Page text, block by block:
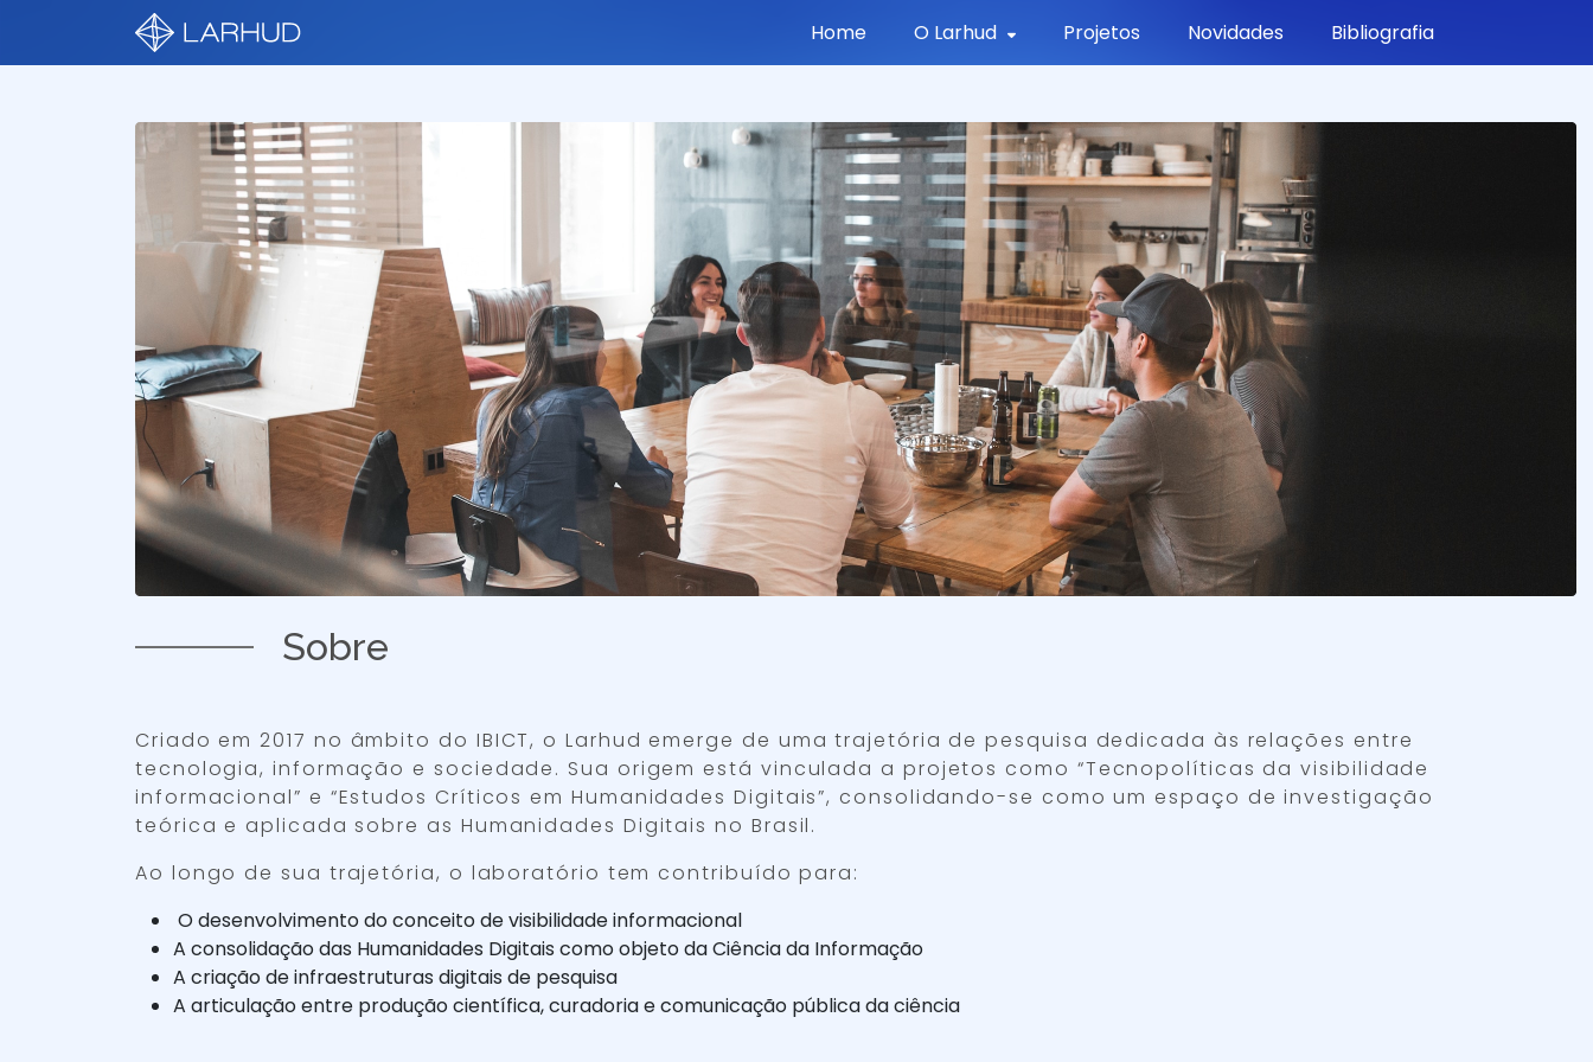
Home O Larhud Projetos Novidades Bibliografia
Sobre
Criado em 2017 no âmbito do IBICT, o Larhud emerge de uma trajetória de pesquisa dedicada às relações entre
tecnologia, informação e sociedade. Sua origem está vinculada a projetos como “Tecnopolíticas da visibilidade
informacional” e “Estudos Críticos em Humanidades Digitais”, consolidando-se como um espaço de investigação
teórica e aplicada sobre as Humanidades Digitais no Brasil.
Ao longo de sua trajetória, o laboratório tem contribuído para:
O desenvolvimento do conceito de visibilidade informacional
A consolidação das Humanidades Digitais como objeto da Ciência da Informação
A criação de infraestruturas digitais de pesquisa
A articulação entre produção científica, curadoria e comunicação pública da ciência